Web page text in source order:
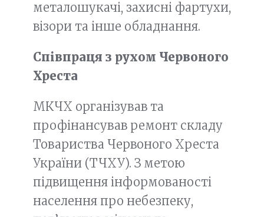
металошукачі, захисні фартухи,
візори та інше обладнання.
Співпраця з рухом Червоного
Хреста
МКЧХ організував та
профінансував ремонт складу
Товариства Червоного Хреста
України (ТЧХУ). З метою
підвищення інформованості
населення про небезпеку,